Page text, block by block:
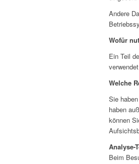
Andere
Wofür
Ein Teil
Welche
Sie
haben
können
Analyse-
Beim